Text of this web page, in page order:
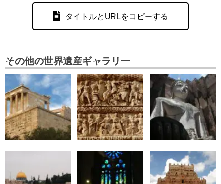
タイトルとURLをコピーする
その他の世界遺産ギャラリー